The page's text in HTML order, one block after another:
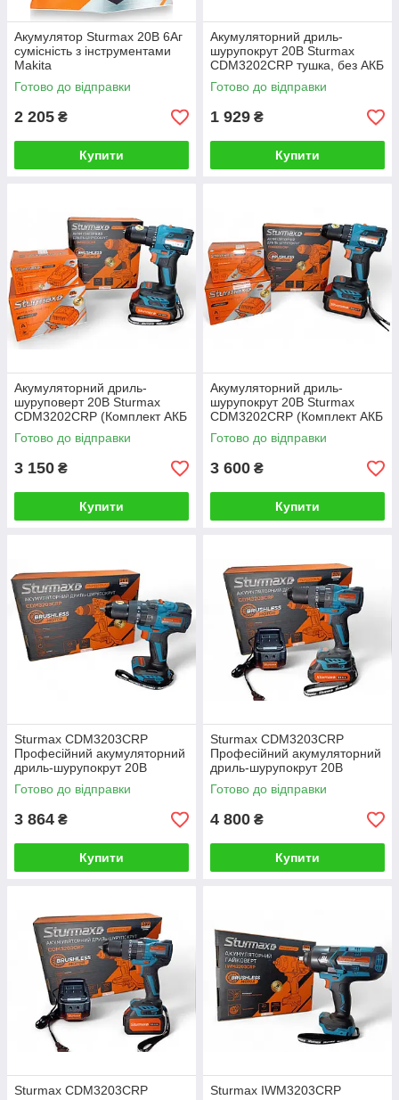
Акумулятор Sturmax 20В 6Аг
сумісність з інструментами
Makita
Готово до відправки
2 205 ₴
Купити
Акумуляторний дриль-
шурупокрут 20В Sturmax
CDM3202CRP тушка, без АКБ
и З/П сумісний с Makita
Готово до відправки
1 929 ₴
Купити
Акумуляторний дриль-
шуруповерт 20В Sturmax
CDM3202CRP (Комплект АКБ
2АГ та З/П)
Готово до відправки
3 150 ₴
Купити
Акумуляторний дриль-
шурупокрут 20В Sturmax
CDM3202CRP (Комплект АКБ
4АГ + З/П)
Готово до відправки
3 600 ₴
Купити
Sturmax CDM3203CRP
Професійний акумуляторний
дриль-шурупокрут 20В
(тушка, без АКБ та З/П)
Готово до відправки
3 864 ₴
Купити
Sturmax CDM3203CRP
Професійний акумуляторний
дриль-шурупокрут 20В
(Комплект АКБ 2АЧ + З/П)
Готово до відправки
4 800 ₴
Купити
Sturmax CDM3203CRP
Sturmax IWM3203CRP